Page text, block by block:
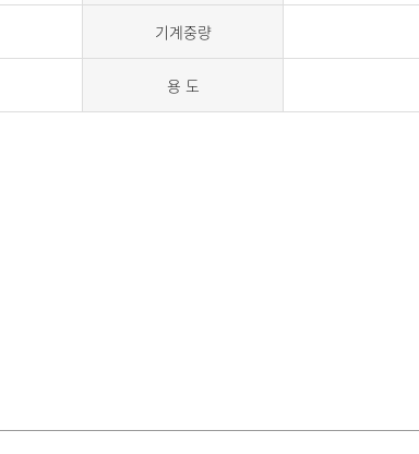
기계중량
용 도